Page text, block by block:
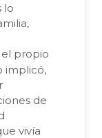
lo
propio
implicó,
de
vivía